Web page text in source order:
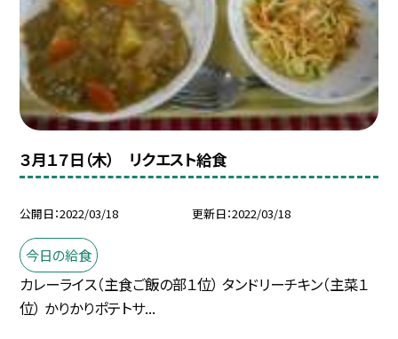
３月１７日（木） リクエスト給食
公開日 2022/03/18 更新日 2022/03/18
今日の給食
カレーライス（主食ご飯の部１位） タンドリーチキン（主菜１
位） かりかりポテトサ...